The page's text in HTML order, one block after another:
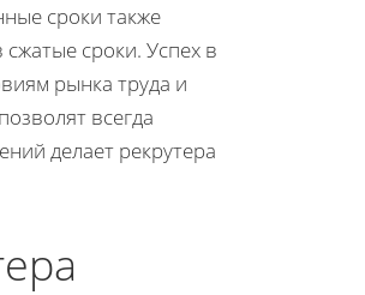
сроки также
сроки. Успех в
рынка труда и
всегда
делает рекрутера